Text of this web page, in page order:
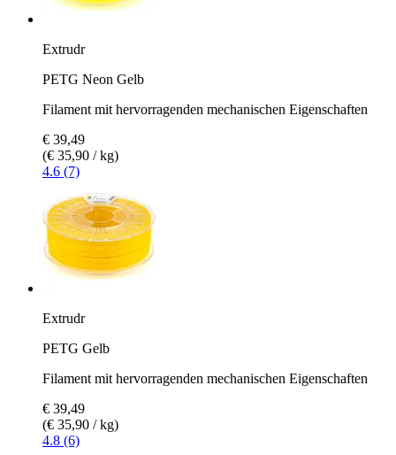
Extrudr
PETG Neon Gelb
Filament mit hervorragenden mechanischen Eigenschaften
€ 39,49
(€ 35,90 / kg)
4.6 (7)
Extrudr
PETG Gelb
Filament mit hervorragenden mechanischen Eigenschaften
€ 39,49
(€ 35,90 / kg)
4.8 (6)